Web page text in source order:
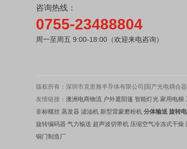
咨询热线：
0755-23488804
周一至周五 9:00-18:00（欢迎来电咨询）
版权所有：深圳市克里雅半导体有限公司|国产光电耦合
友情链接： 澳洲电商物流 户外遮阳篷 智能灯光 家用电梯
非标螺丝 蒸发器 滤油机 新型雷蒙磨粉机 分体输送 旋转
旋转编码器 气力输送 超声波切带机 压缩空气冷冻式干燥
铜门制造厂